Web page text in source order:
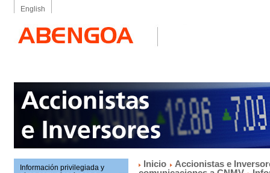
English
Información privilegiada y
Inicio
Accionistas e